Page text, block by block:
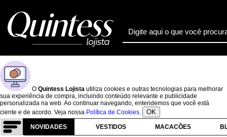
O Quintess Lojista utiliza cookies e outras tecnologias para melhorar
sua experiência de compra, incluindo conteúdo relevante e publicidade
personalizada na web. Ao continuar navegando, entendemos que você está
ciente e de acordo. Veja nossa Política de Cookies. OK
NOVIDADES VESTIDOS MACACÕES